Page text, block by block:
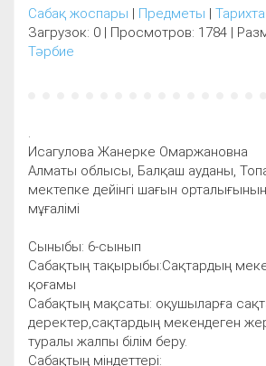
Сабақ жоспары | Предметы |
Загрузок: 0 | Просмотров: 1784 |
Тәрбие
Исагулова Жанерке Омаржановна
Алматы облысы, Балқаш ауданы,
мектепке дейінгі шағын орталығының
мұғалімі
Сыныбы: 6-сынып
Сабақтың тақырыбы:Сақтардың
қоғамы
Сабақтың мақсаты: оқушыларға
деректер,сақтардың мекендеген
туралы жалпы білім беру.
Сабақтың міндеттері: